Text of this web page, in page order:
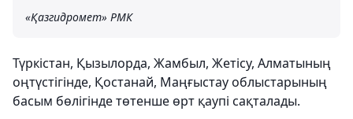
«Қазгидромет» РМК
Түркістан, Қызылорда, Жамбыл, Жетісу, Алматының
оңтүстігінде, Қостанай, Маңғыстау облыстарының
басым бөлігінде төтенше өрт қаупі сақталады.